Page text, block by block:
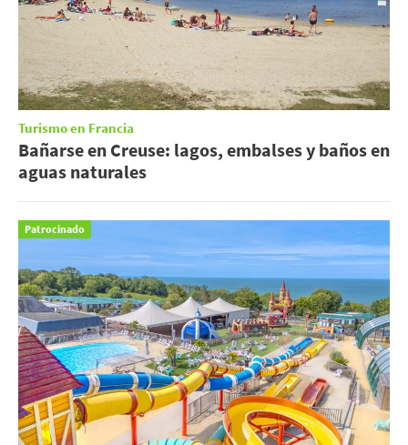
Turismo en Francia
Bañarse en Creuse: lagos, embalses y baños en
aguas naturales
Patrocinado